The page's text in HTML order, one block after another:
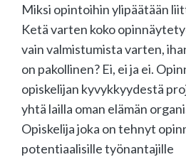
Miksi opintoihin ylipäätään
Ketä varten koko
vain valmistumista varten,
on pakollinen? Ei, ei ja ei.
opiskelijan kyvykkyydestä
yhtä lailla oman elämän
Opiskelija joka on tehnyt
potentiaalisille työnantajille